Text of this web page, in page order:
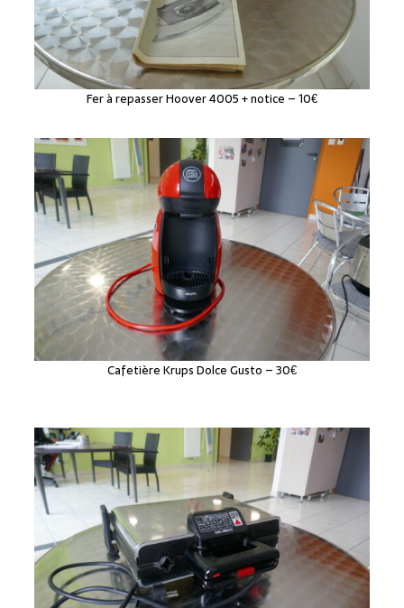
Fer à repasser Hoover 4005 + notice – 10€
Cafetière Krups Dolce Gusto – 30€